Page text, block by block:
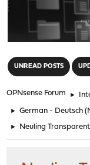
UNREAD POSTS
OPNsense Forum ►
► German - Deutsch
► Neuling